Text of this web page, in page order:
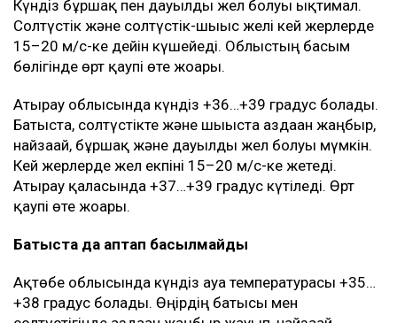
Күндіз бұршақ пен дауылды жел болуы ықтимал.
Солтүстік және солтүстік-шығыс желі кей жерлерде
15–20 м/с-ке дейін күшейеді. Облыстың басым
бөлігінде өрт қаупі өте жоғары.
Атырау облысында күндіз +36…+39 градус болады.
Батыста, солтүстікте және шығыста аздаған жаңбыр,
найзағай, бұршақ және дауылды жел болуы мүмкін.
Кей жерлерде жел екпіні 15–20 м/с-ке жетеді.
Атырау қаласында +37…+39 градус күтіледі. Өрт
қаупі өте жоғары.
Батыста да аптап басылмайды
Ақтөбе облысында күндіз ауа температурасы +35…
+38 градус болады. Өңірдің батысы мен